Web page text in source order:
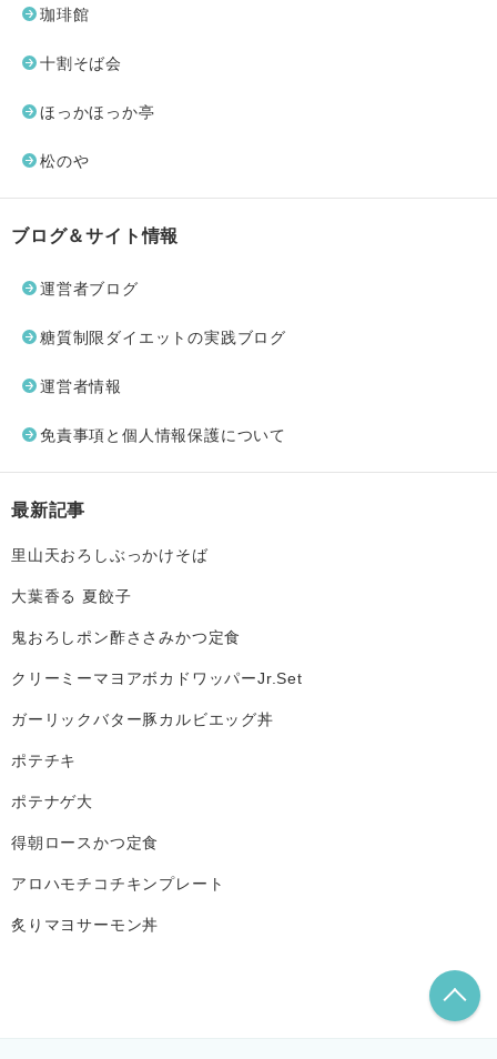
珈琲館
十割そば会
ほっかほっか亭
松のや
ブログ＆サイト情報
運営者ブログ
糖質制限ダイエットの実践ブログ
運営者情報
免責事項と個人情報保護について
最新記事
里山天おろしぶっかけそば
大葉香る 夏餃子
鬼おろしポン酢ささみかつ定食
クリーミーマヨアボカドワッパーJr.Set
ガーリックバター豚カルビエッグ丼
ポテチキ
ポテナゲ大
得朝ロースかつ定食
アロハモチコチキンプレート
炙りマヨサーモン丼